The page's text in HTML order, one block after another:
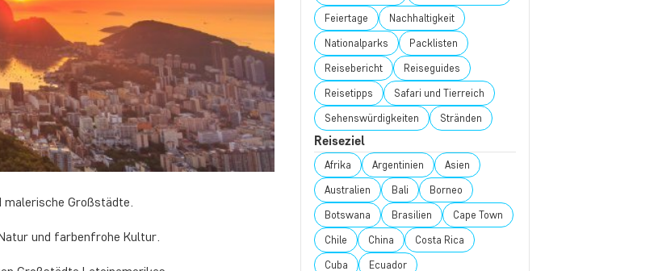
Großstädte.
und farbenfrohe Kultur.
Feiertage Nachhaltigkeit
Nationalparks Packlisten
Reisebericht Reiseguides
Reisetipps Safari und Tierreich
Sehenswürdigkeiten Stränden
Reiseziel
Afrika Argentinien Asien
Australien Bali Borneo
Botswana Brasilien Cape Town
Chile China Costa Rica
Cuba Ecuador